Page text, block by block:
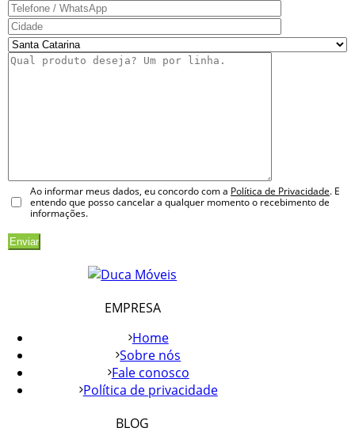
Ao informar meus dados, eu concordo com a Política de Privacidade. E
entendo que posso cancelar a qualquer momento o recebimento de
informações.
EMPRESA
Home
Sobre nós
Fale conosco
Política de privacidade
BLOG